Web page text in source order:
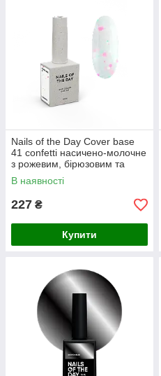
Nails of the Day Cover basе
41 confetti насичено-молочне
з рожевим, бірюзовим та
білим конфетті база для
нігтів, 10 мл
В наявності
227 ₴
Купити